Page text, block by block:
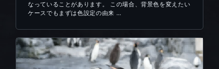
なっていることがあります。 この場合、背景色を変えたい
ケースでもまずは色設定の由来 …